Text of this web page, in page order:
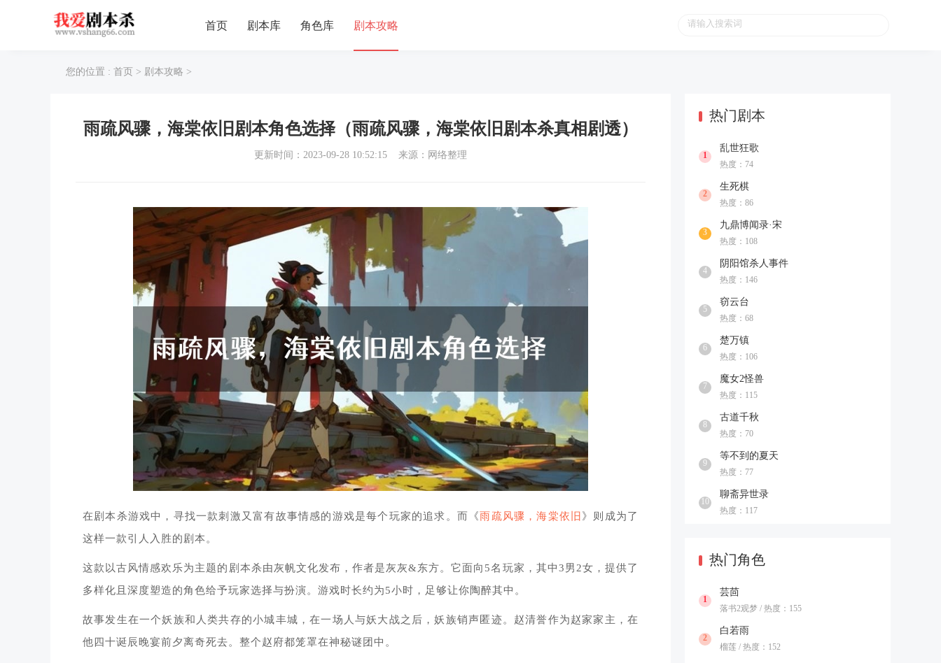
首页 剧本库 角色库 剧本攻略
您的位置 : 首页 > 剧本攻略 >
雨疏风骤，海棠依旧剧本角色选择（雨疏风骤，海棠依旧剧本杀真相剧透）
更新时间：2023-09-28 10:52:15 来源：网络整理
在剧本杀游戏中，寻找一款刺激又富有故事情感的游戏是每个玩家的追求。而《雨疏风骤，海棠依旧 》则成为了
这样一款引人入胜的剧本。
这款以古风情感欢乐为主题的剧本杀由灰帆文化发布，作者是灰灰&东方。它面向5名玩家，其中3男2女，提供了
多样化且深度塑造的角色给予玩家选择与扮演。游戏时长约为5小时，足够让你陶醉其中。
故事发生在一个妖族和人类共存的小城丰城，在一场人与妖大战之后，妖族销声匿迹。赵清誉作为赵家家主，在
他四十诞辰晚宴前夕离奇死去。整个赵府都笼罩在神秘谜团中。
热门剧本
1
乱世狂歌
热度：74
2
生死棋
热度：86
3
九鼎博闻录·宋
热度：108
4
阴阳馆杀人事件
热度：146
5
窃云台
热度：68
6
楚万镇
热度：106
7
魔女2怪兽
热度：115
8
古道千秋
热度：70
9
等不到的夏天
热度：77
10
聊斋异世录
热度：117
热门角色
1
芸茴
落书2观梦 / 热度：155
2
白若雨
榴莲 / 热度：152